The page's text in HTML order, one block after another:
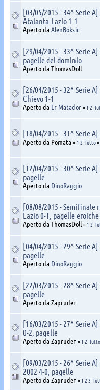
[03/05/2015 - 34^ Serie
Atalanta-Lazio 1-1
Aperto da AlenBoksic
[29/04/2015 - 33^ Serie
pagelle del dominio
Aperto da ThomasDoll
[26/04/2015 - 32^ Serie
Chievo 1-1
Aperto da Er Matador «1 2
[18/04/2015 - 31^ Serie
Aperto da Pomata «1 2 Tutto»
[12/04/2015 - 30^ Serie
pagelle
Aperto da DinoRaggio
[08/08/2015 - Semifinale
Lazio 0-1, pagelle eroiche
Aperto da ThomasDoll«1 2
[04/04/2015 - 29^ Serie
pagelle
Aperto da DinoRaggio
[22/03/2015 - 28^ Serie
pagelle
Aperto da Zapruder
[16/03/2015 - 27^ Serie
0-2, pagelle
Aperto da Zapruder«1 2 Tutto
[09/03/2015 - 26^ Serie
2002 4-0, pagelle
Aperto da Zapruder«1 23